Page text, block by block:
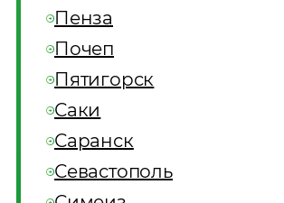
Пенза
Почеп
Пятигорск
Саки
Саранск
Севастополь